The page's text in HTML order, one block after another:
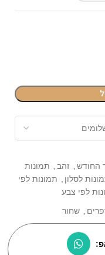
החודש זהב
תמונות
לסלון
תמונות לפי
לפי צבע
שחור